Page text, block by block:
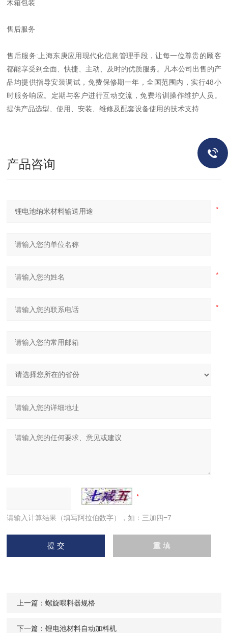
木箱包装
售后服务
售后服务:上海东庚应用现代化信息管理手段，让每一位尊贵的顾客
都能享受到全面、快捷、主动、及时的优质服务。凡本公司出售的产
品均提供指导安装调试，免费保修期一年，全国范围内，实行48小
时服务响应。定期与客户进行互动交流，免费培训操作维护人员。
提供产品选型、使用、安装、维修及配套设备使用的技术支持
产品咨询
请输入计算结果（填写阿拉伯数字），如：三加四=7
上一篇：螺旋喂料器规格
下一篇：锂电池材料自动加料机